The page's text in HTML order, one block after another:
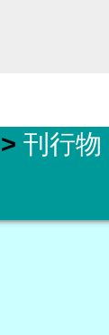
> 刊行物